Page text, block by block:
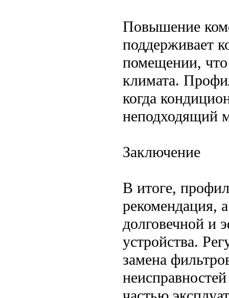
Повышение
поддерживает
помещении, что
климата.
когда
неподходящий
Заключение
В итоге,
рекомендация,
долговечной и
устройства.
замена